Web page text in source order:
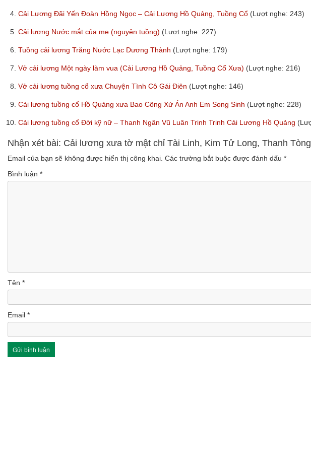
4. Cải Lương Đãi Yến Đoàn Hồng Ngọc – Cải Lương Hồ Quảng, Tuồng Cổ (Lượt nghe: 243)
5. Cải lương Nước mắt của mẹ (nguyên tuồng) (Lượt nghe: 227)
6. Tuồng cải lương Trăng Nước Lạc Dương Thành (Lượt nghe: 179)
7. Vở cải lương Một ngày làm vua (Cải Lương Hồ Quảng, Tuồng Cổ Xưa) (Lượt nghe: 216)
8. Vở cải lương tuồng cổ xưa Chuyện Tình Cô Gái Điên (Lượt nghe: 146)
9. Cải lương tuồng cổ Hồ Quảng xưa Bao Công Xử Án Anh Em Song Sinh (Lượt nghe: 228)
10. Cải lương tuồng cổ Đời kỹ nữ – Thanh Ngân Vũ Luân Trinh Trinh Cải Lương Hồ Quảng
Nhận xét bài: Cải lương xưa tờ mật chỉ Tài Linh, Kim Tử Long, Thanh Tòng
Email của bạn sẽ không được hiển thị công khai. Các trường bắt buộc được đánh dấu *
Bình luận *
Tên *
Email *